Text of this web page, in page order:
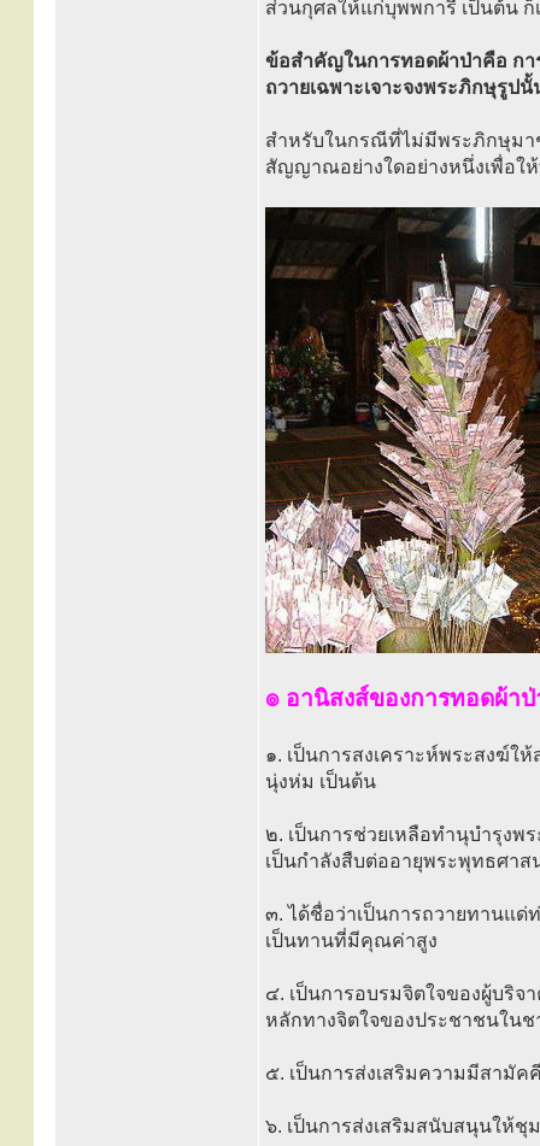
ส่วนกุศลให้แก่บุพพการี เป็นต้น ก็
ข้อสำคัญในการทอดผ้าป่าคือ กา
ถวายเฉพาะเจาะจงพระภิกษุรูป
สำหรับในกรณีที่ไม่มีพระภิกษุมา
สัญญาณอย่างใดอย่างหนึ่งเพื่อใ
๏ อานิสงส์ของการทอดผ้าป่
๑. เป็นการสงเคราะห์พระสงฆ์ใ
นุ่งห่ม เป็นต้น
๒. เป็นการช่วยเหลือทำนุบำรุงพ
เป็นกำลังสืบต่ออายุพระพุทธศาส
๓. ได้ชื่อว่าเป็นการถวายทานแ
เป็นทานที่มีคุณค่าสูง
๔. เป็นการอบรมจิตใจของผู้บริจ
หลักทางจิตใจของประชาชนในช
๕. เป็นการส่งเสริมความมีสามั
๖. เป็นการส่งเสริมสนับสนุนให้